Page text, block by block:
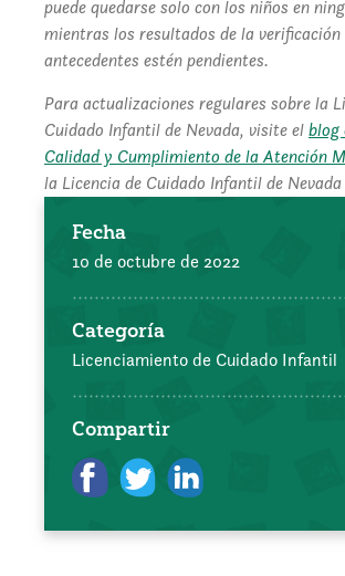
puede quedarse solo con los niños en
mientras los resultados de la verificación
antecedentes estén pendientes.
Para actualizaciones regulares sobre la
Cuidado Infantil de Nevada, visite elblog
Calidad y Cumplimiento de la Atención
la Licencia de Cuidado Infantil de Nevada
Fecha
10 de octubre de 2022
Categoría
Licenciamiento de Cuidado Infantil
Compartir